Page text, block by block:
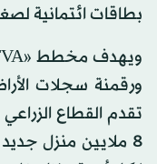
بطاقات ائتمانية
تقدم القطاع
8 ملايين منزل